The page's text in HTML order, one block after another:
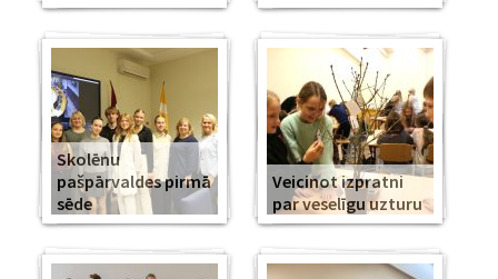
Skolēnu
pašpārvaldes pirmā
sēde
Veicinot izpratni
par veselīgu uzturu